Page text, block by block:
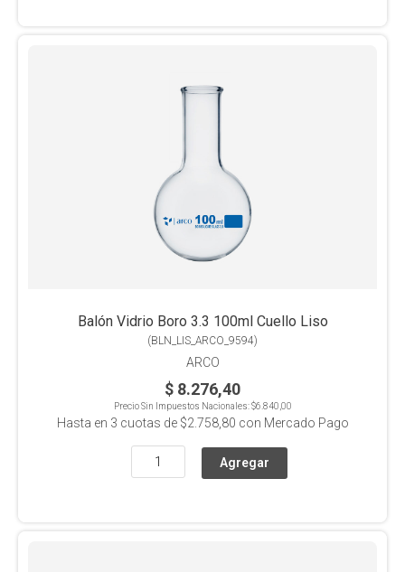
Balón Vidrio Boro 3.3 100ml Cuello Liso
(BLN_LIS_ARCO_9594)
ARCO
$ 8.276,40
Precio Sin Impuestos Nacionales:$6.840,00
Hasta en 3 cuotas de $2.758,80 con Mercado Pago